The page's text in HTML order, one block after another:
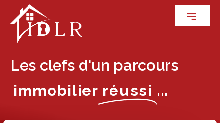
Les clefs d'un parcours
immobilier réussi ...